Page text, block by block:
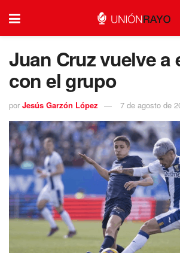
Juan Cruz vuelve a
con el grupo
por Jesús Garzón López 7 de agosto de